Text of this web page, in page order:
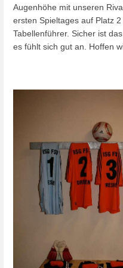
Augenhöhe mit unseren
ersten Spieltages auf Platz
Tabellenführer. Sicher ist
es fühlt sich gut an. Hoffen